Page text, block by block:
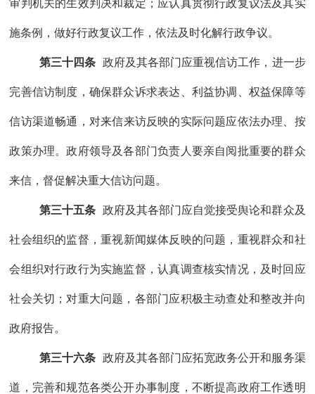
审判机关的生效判决和裁定 ；应认真贯彻行政复议法及其实
施条例，做好行政复议工作，依法及时化解行政争议。
第三十四条 政府及其各部门应重视信访工作， 进一步
完善信访制度，确保群众诉求表达、利益协调、权益保障等
信访渠道畅通 ，对来信来访反映的实际问题应依法办理、按
政策办理。政府领导及各部门负责人要亲自阅批重要的群众
来信，督促解决重大信访问题。
第三十五条 政府及其各部门应自觉接受舆论和群众及
社会组织的监督，重视新闻媒体反映的问题，重视群众和社
会组织对行政行为实施监督，认真调查核实情况，及时回应
社会关切 ；对重大问题，各部门应积极主动查处和整改并向
政府报告。
第三十六条 政府及其各部门应拓宽政务公开和服务渠
道，完善和规范各类公开办事制度，不断提高政府工作透明